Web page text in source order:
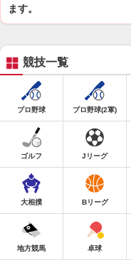
ます。
競技一覧
プロ野球 プロ野球(2軍)
ゴルフ Jリーグ
大相撲 Bリーグ
地方競馬 卓球